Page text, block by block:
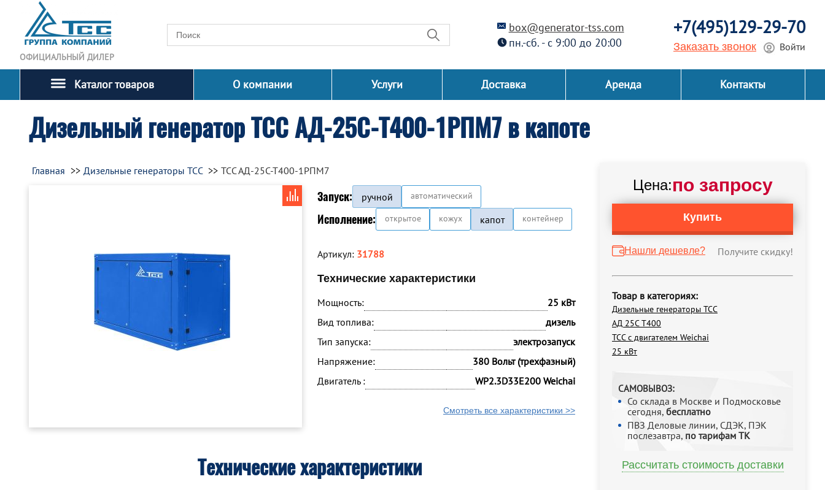
ОФИЦИАЛЬНЫЙ ДИЛЕР
box@generator-tss.com
пн.-сб. - с 9:00 до 20:00
+7(495)129-29-70
Заказать звонок Войти
Каталог товаров О компании Услуги Доставка Аренда Контакты
Дизельный генератор ТСС АД-25С-Т400-1РПМ7 в капоте
Цена:по запросу
Купить
Нашли дешевле? Получите скидку!
Товар в категориях:
Дизельные генераторы ТСС
АД 25С Т400
ТСС с двигателем Weichai
25 кВт
САМОВЫВОЗ:
Со склада в Москве и Подмосковье
сегодня, бесплатно
ПВЗ Деловые линии, СДЭК, ПЭК
послезавтра, по тарифам ТК
Рассчитать стоимость доставки
Главная Дизельные генераторы ТСС ТСС АД-25С-Т400-1РПМ7
Запуск: ручной автоматический
Исполнение: открытое кожух капот контейнер
Артикул: 31788
Технические характеристики
Мощность:
25 кВт
Вид топлива:
дизель
Тип запуска:
электрозапуск
Напряжение:
380 Вольт (трехфазный)
Двигатель :
WP2.3D33E200 Weichai
Смотреть все характеристики >>
Технические характеристики